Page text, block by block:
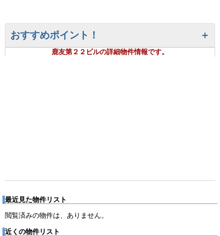
おすすめポイント！
鹿友第２２ビルの詳細物件情報です。
最近見た物件リスト
閲覧済みの物件は、ありません。
近くの物件リスト